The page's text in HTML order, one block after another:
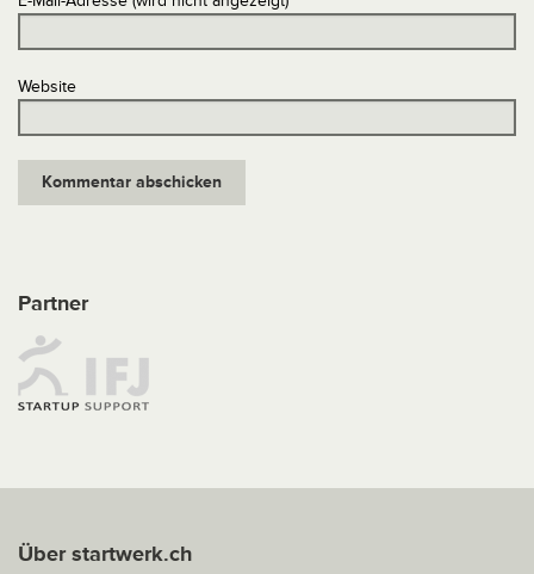
Website
Partner
Über startwerk.ch